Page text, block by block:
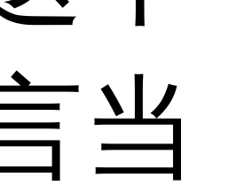
当